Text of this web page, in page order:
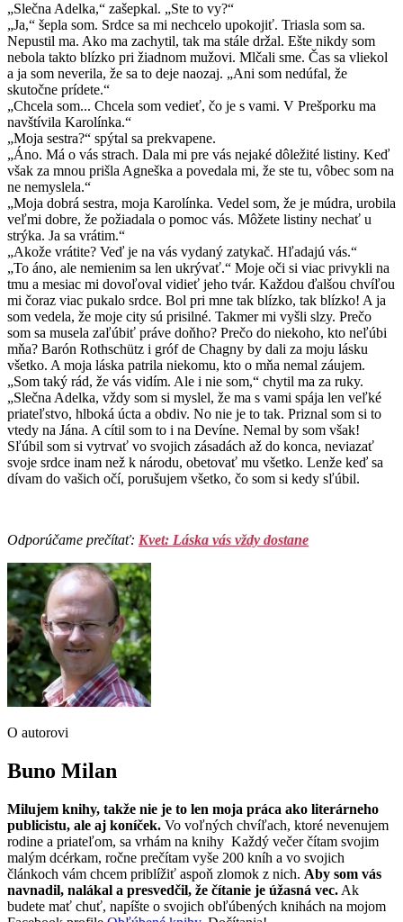
„Slečna Adelka,“ zašepkal. „Ste to vy?“
„Ja,“ šepla som. Srdce sa mi nechcelo upokojiť. Triasla som sa.
Nepustil ma. Ako ma zachytil, tak ma stále držal. Ešte nikdy som
nebola takto blízko pri žiadnom mužovi. Mlčali sme. Čas sa vliekol
a ja som neverila, že sa to deje naozaj. „Ani som nedúfal, že
skutočne prídete.“
„Chcela som... Chcela som vedieť, čo je s vami. V Prešporku ma
navštívila Karolínka.“
„Moja sestra?“ spýtal sa prekvapene.
„Áno. Má o vás strach. Dala mi pre vás nejaké dôležité listiny. Keď
však za mnou prišla Agneška a povedala mi, že ste tu, vôbec som na
ne nemyslela.“
„Moja dobrá sestra, moja Karolínka. Vedel som, že je múdra, urobila
veľmi dobre, že požiadala o pomoc vás. Môžete listiny nechať u
strýka. Ja sa vrátim.“
„Akože vrátite? Veď je na vás vydaný zatykač. Hľadajú vás.“
„To áno, ale nemienim sa len ukrývať.“ Moje oči si viac privykli na
tmu a mesiac mi dovoľoval vidieť jeho tvár. Každou ďalšou chvíľou
mi čoraz viac pukalo srdce. Bol pri mne tak blízko, tak blízko! A ja
som vedela, že moje city sú prisilné. Takmer mi vyšli slzy. Prečo
som sa musela zaľúbiť práve doňho? Prečo do niekoho, kto neľúbi
mňa? Barón Rothschütz i gróf de Chagny by dali za moju lásku
všetko. A moja láska patrila niekomu, kto o mňa nemal záujem.
„Som taký rád, že vás vidím. Ale i nie som,“ chytil ma za ruky.
„Slečna Adelka, vždy som si myslel, že ma s vami spája len veľké
priateľstvo, hlboká úcta a obdiv. No nie je to tak. Priznal som si to
vtedy na Jána. A cítil som to i na Devíne. Nemal by som však!
Sľúbil som si vytrvať vo svojich zásadách až do konca, neviazať
svoje srdce inam než k národu, obetovať mu všetko. Lenže keď sa
dívam do vašich očí, porušujem všetko, čo som si kedy sľúbil.
Odporúčame prečítať: Kvet: Láska vás vždy dostane
O autorovi
Buno Milan
Milujem knihy, takže nie je to len moja práca ako literárneho
publicistu, ale aj koníček. Vo voľných chvíľach, ktoré nevenujem
rodine a priateľom, sa vrhám na knihy Každý večer čítam svojim
malým dcérkam, ročne prečítam vyše 200 kníh a vo svojich
článkoch vám chcem priblížiť aspoň zlomok z nich. Aby som vás
navnadil, nalákal a presvedčil, že čítanie je úžasná vec. Ak
budete mať chuť, napíšte o svojich obľúbených knihách na mojom